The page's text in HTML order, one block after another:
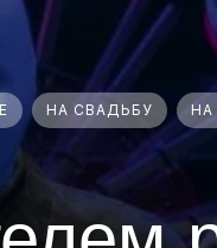
НА СВАДЬБУ